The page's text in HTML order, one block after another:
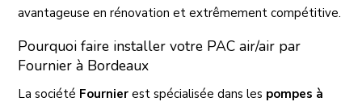
avantageuse en rénovation et extrêmement compétitive.
Pourquoi faire installer votre PAC air/air par
Fournier à Bordeaux
La société Fournier est spécialisée dans les pompes à